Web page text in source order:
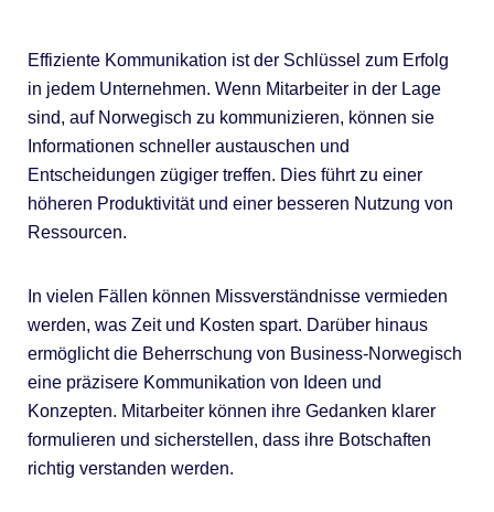
Effiziente Kommunikation ist der Schlüssel zum Erfolg
in jedem Unternehmen. Wenn Mitarbeiter in der Lage
sind, auf Norwegisch zu kommunizieren, können sie
Informationen schneller austauschen und
Entscheidungen zügiger treffen. Dies führt zu einer
höheren Produktivität und einer besseren Nutzung von
Ressourcen.
In vielen Fällen können Missverständnisse vermieden
werden, was Zeit und Kosten spart. Darüber hinaus
ermöglicht die Beherrschung von Business-Norwegisch
eine präzisere Kommunikation von Ideen und
Konzepten. Mitarbeiter können ihre Gedanken klarer
formulieren und sicherstellen, dass ihre Botschaften
richtig verstanden werden.